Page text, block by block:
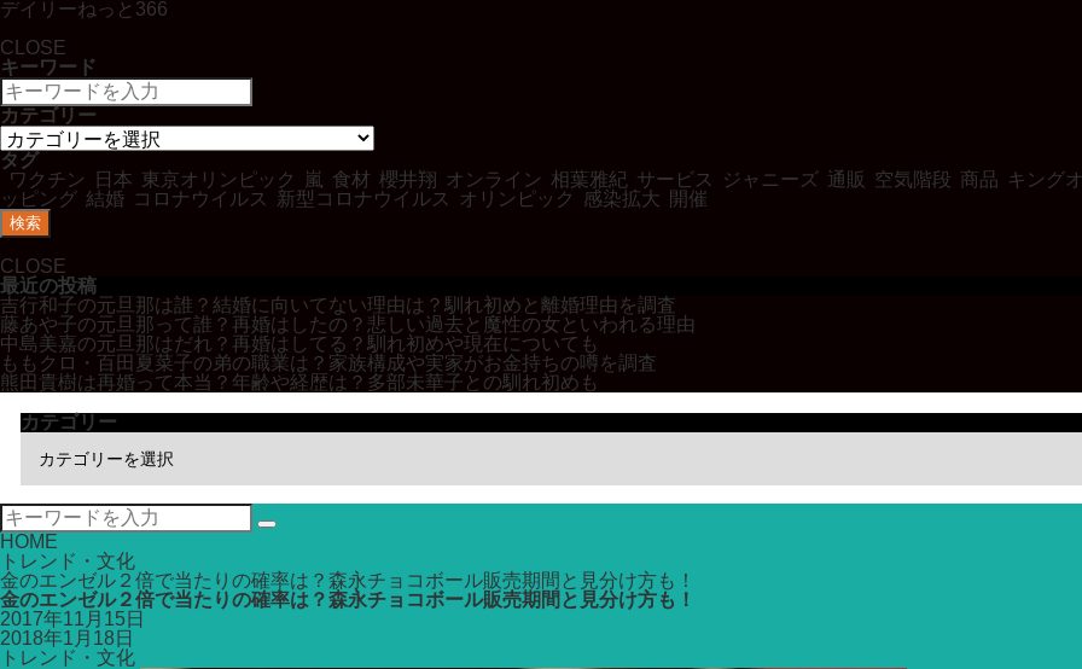
デイリーねっと366
CLOSE
キーワード
カテゴリー
タグ
ワクチン
日本 東京オリンピック 嵐 食材 櫻井翔 オンライン 相葉雅紀 サービス ジャニーズ 通販 空気階段 商品 キング
ッピング 結婚 コロナウイルス 新型コロナウイルス オリンピック 感染拡大 開催
検索
CLOSE
最近の投稿
吉行和子の元旦那は誰？結婚に向いてない理由は？馴れ初めと離婚理由を調査
藤あや子の元旦那って誰？再婚はしたの？悲しい過去と魔性の女といわれる理由
中島美嘉の元旦那はだれ？再婚はしてる？馴れ初めや現在についても
ももクロ・百田夏菜子の弟の職業は？家族構成や実家がお金持ちの噂を調査
熊田貴樹は再婚って本当？年齢や経歴は？多部未華子との馴れ初めも
カテゴリー
HOME
トレンド・文化
金のエンゼル２倍で当たりの確率は？森永チョコボール販売期間と見分け方も！
金のエンゼル２倍で当たりの確率は？森永チョコボール販売期間と見分け方も！
2017年11月15日
2018年1月18日
トレンド・文化